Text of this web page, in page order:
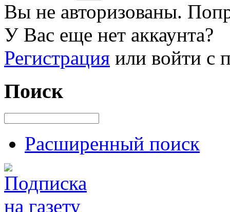
Вы не авторизованы.
У Вас еще нет аккаунта?
Регистрация или войти с
Поиск
Расширенный поиск